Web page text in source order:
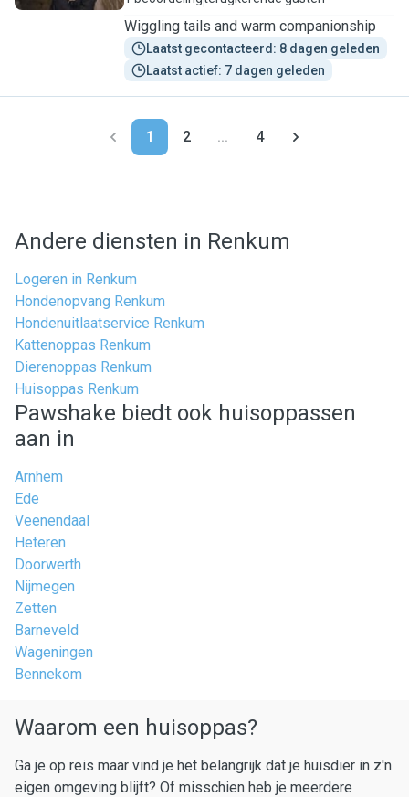
Wiggling tails and warm companionship
Laatst gecontacteerd: 8 dagen geleden
Laatst actief: 7 dagen geleden
1 2 ... 4
Andere diensten in Renkum
Logeren in Renkum
Hondenopvang Renkum
Hondenuitlaatservice Renkum
Kattenoppas Renkum
Dierenoppas Renkum
Huisoppas Renkum
Pawshake biedt ook huisoppassen
aan in
Arnhem
Ede
Veenendaal
Heteren
Doorwerth
Nijmegen
Zetten
Barneveld
Wageningen
Bennekom
Waarom een huisoppas?
Ga je op reis maar vind je het belangrijk dat je huisdier in z'n
eigen omgeving blijft? Of misschien heb je meerdere